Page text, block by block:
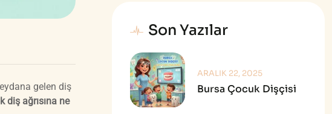
gelen diş
diş ağrısına ne
Son Yazılar
Bursa Çocuk Dişçisi
ARALIK 22, 2025